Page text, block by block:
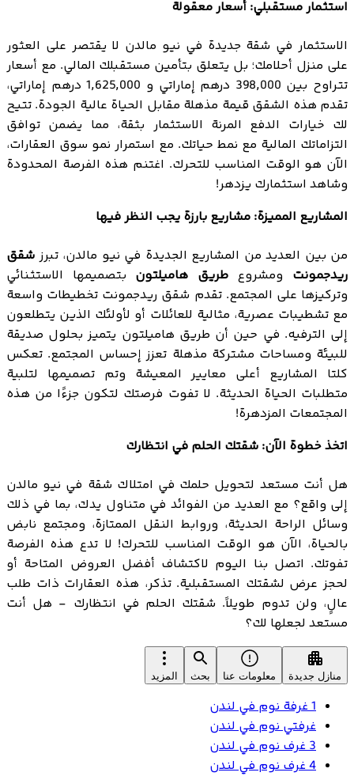
استثمار مستقبلي: أسعار معقولة
الاستثمار في شقة جديدة في نيو مالدن لا يقتصر على العثور
على منزل أحلامك؛ بل يتعلق بتأمين مستقبلك المالي. مع أسعار
تتراوح بين 398,000 درهم إماراتي و 1,625,000 درهم إماراتي،
تقدم هذه الشقق قيمة مذهلة مقابل الحياة عالية الجودة. تتيح
لك خيارات الدفع المرنة الاستثمار بثقة، مما يضمن توافق
التزاماتك المالية مع نمط حياتك. مع استمرار نمو سوق العقارات،
الآن هو الوقت المناسب للتحرك. اغتنم هذه الفرصة المحدودة
وشاهد استثمارك يزدهر!
المشاريع المميزة: مشاريع بارزة يجب النظر فيها
من بين العديد من المشاريع الجديدة في نيو مالدن، تبرز شقق
ريدجمونت ومشروعطريق هاميلتون بتصميمها الاستثنائي
وتركيزها على المجتمع. تقدم شقق ريدجمونت تخطيطات واسعة
مع تشطيبات عصرية، مثالية للعائلات أو لأولئك الذين يتطلعون
إلى الترفيه. في حين أن طريق هاميلتون يتميز بحلول صديقة
للبيئة ومساحات مشتركة مذهلة تعزز إحساس المجتمع. تعكس
كلتا المشاريع أعلى معايير المعيشة وتم تصميمها لتلبية
متطلبات الحياة الحديثة. لا تفوت فرصتك لتكون جزءًا من هذه
المجتمعات المزدهرة!
اتخذ خطوة الآن: شقتك الحلم في انتظارك
هل أنت مستعد لتحويل حلمك في امتلاك شقة في نيو مالدن
إلى واقع؟ مع العديد من الفوائد في متناول يدك، بما في ذلك
وسائل الراحة الحديثة، وروابط النقل الممتازة، ومجتمع نابض
بالحياة، الآن هو الوقت المناسب للتحرك! لا تدع هذه الفرصة
تفوتك. اتصل بنا اليوم لاكتشاف أفضل العروض المتاحة أو
لحجز عرض لشقتك المستقبلية. تذكر، هذه العقارات ذات طلب
عالٍ، ولن تدوم طويلاً. شقتك الحلم في انتظارك - هل أنت
مستعد لجعلها لك؟
منازل جديدة معلومات عنا بحث المزيد
1 غرفة نوم في لندن
غرفتي نوم في لندن
3 غرف نوم في لندن
4 غرف نوم في لندن